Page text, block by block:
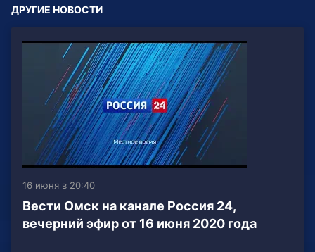
ДРУГИЕ НОВОСТИ
16 июня в 20:40
Вести Омск на канале Россия 24,
вечерний эфир от 16 июня 2020 года